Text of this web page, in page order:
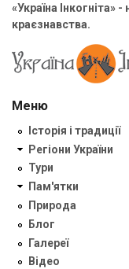
«Україна Інкогніта»
краєзнавства.
Меню
Історія і традиції
Регіони України
Тури
Пам'ятки
Природа
Блог
Галереї
Відео